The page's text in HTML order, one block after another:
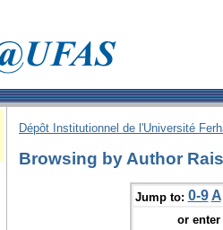
Dépôt Institutionnel de l'Université
Browsing by Author
Jump to: 0-9 A
or